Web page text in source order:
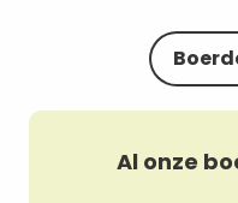
Al onze
26
Visite d'une